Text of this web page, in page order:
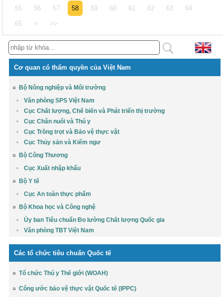
55 56 57 58 59 60 61 62 63 64
65 > >>
Cơ quan có thẩm quyền của Việt Nam
Bộ Nông nghiệp và Môi trường
Văn phòng SPS Việt Nam
Cục Chất lượng, Chế biến và Phát triển thị trường
Cục Chăn nuôi và Thú y
Cục Trồng trọt và Bảo vệ thực vật
Cục Thủy sản và Kiểm ngư
Bộ Công Thương
Cục Xuất nhập khẩu
Bộ Y tế
Cục An toàn thực phẩm
Bộ Khoa học và Công nghệ
Ủy ban Tiêu chuẩn Đo lường Chất lượng Quốc gia
Văn phòng TBT Việt Nam
Các tổ chức tiêu chuẩn Quốc tế
Tổ chức Thú y Thế giới (WOAH)
Công ước bảo vệ thực vật Quốc tế (IPPC)